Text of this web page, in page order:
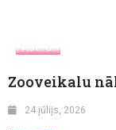
FASHION
Zooveikalu
24 jūlijs, 2026